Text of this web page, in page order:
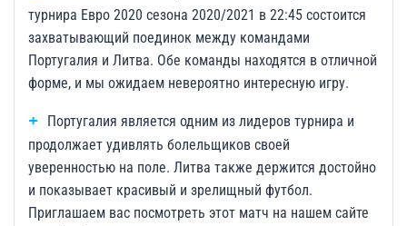
турнира Евро 2020 сезона 2020/2021 в 22:45 состоится
захватывающий поединок между командами
Португалия и Литва. Обе команды находятся в отличной
форме, и мы ожидаем невероятно интересную игру.
Португалия является одним из лидеров турнира и
продолжает удивлять болельщиков своей
уверенностью на поле. Литва также держится достойно
и показывает красивый и зрелищный футбол.
Приглашаем вас посмотреть этот матч на нашем сайте